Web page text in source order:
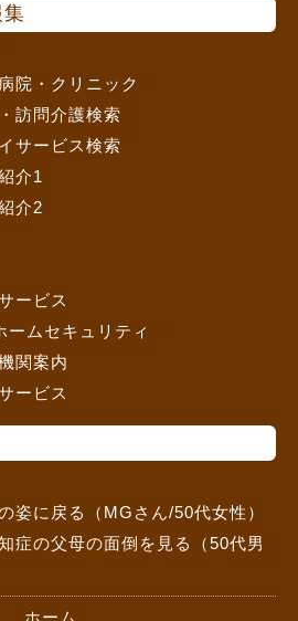
院・クリニック
訪問介護検索
サービス検索
介1
介2
ービス
ムセキュリティ
関案内
ービス
姿に戻る（MGさん/50代女性）
症の父母の面倒を見る（50代男
ホーム